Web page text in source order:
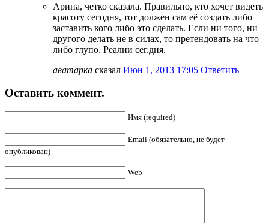
Арина, четко сказала. Правильно, кто хочет видеть
красоту сегодня, тот должен сам её создать либо
заставить кого либо это сделать. Если ни того, ни
другого делать не в силах, то претендовать на что
либо глупо. Реалии сег.дня.
аватарка сказал Июн 1, 2013 17:05 Ответить
Оставить коммент.
Имя (required)
Email (обязательно, не будет
опубликован)
Web